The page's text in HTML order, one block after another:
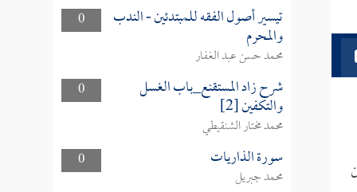
0
تيسير أصول الفقه للمبتدئين - الندب
والمحرم
محمد حسن عبد الغفار
0
شرح زاد المستقنع_باب الغسل
والتكفين [2]
محمد مختار الشنقيطي
0
سورة الذاريات
محمد جبريل